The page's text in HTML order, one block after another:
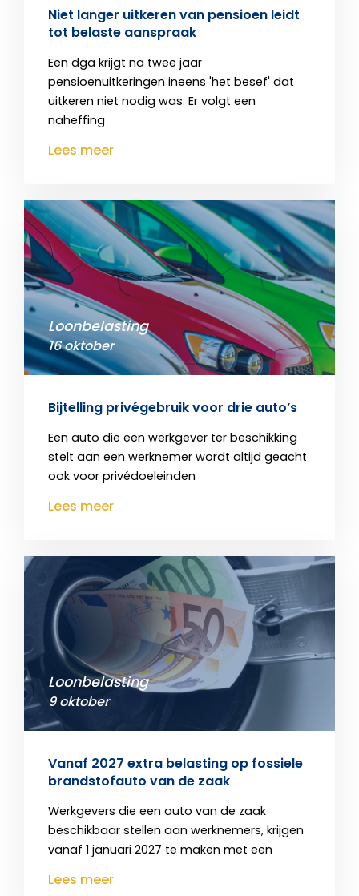
Niet langer uitkeren van pensioen leidt
tot belaste aanspraak
Een dga krijgt na twee jaar
pensioenuitkeringen ineens 'het besef' dat
uitkeren niet nodig was. Er volgt een
naheffing
Lees meer
Loonbelasting
16 oktober
Bijtelling privégebruik voor drie auto’s
Een auto die een werkgever ter beschikking
stelt aan een werknemer wordt altijd geacht
ook voor privédoeleinden
Lees meer
Loonbelasting
9 oktober
Vanaf 2027 extra belasting op fossiele
brandstofauto van de zaak
Werkgevers die een auto van de zaak
beschikbaar stellen aan werknemers, krijgen
vanaf 1 januari 2027 te maken met een
Lees meer